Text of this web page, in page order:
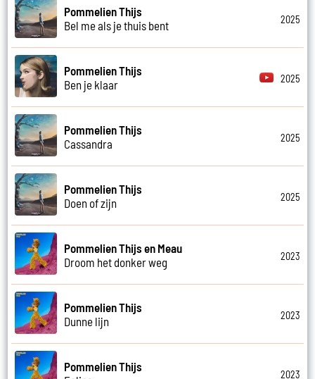
Pommelien Thijs
Bel me als je thuis bent
2025
Pommelien Thijs
Ben je klaar
2025
Pommelien Thijs
Cassandra
2025
Pommelien Thijs
Doen of zijn
2025
Pommelien Thijs en Meau
Droom het donker weg
2023
Pommelien Thijs
Dunne lijn
2023
Pommelien Thijs
2023